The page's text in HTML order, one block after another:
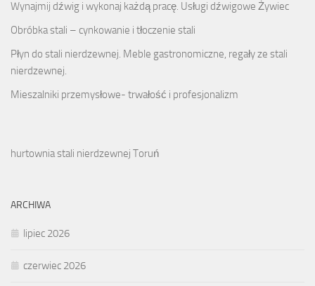
Wynajmij dźwig i wykonaj każdą pracę. Usługi dźwigowe Żywiec
Obróbka stali – cynkowanie i tłoczenie stali
Płyn do stali nierdzewnej. Meble gastronomiczne, regały ze stali
nierdzewnej.
Mieszalniki przemysłowe- trwałość i profesjonalizm
hurtownia stali nierdzewnej Toruń
ARCHIWA
lipiec 2026
czerwiec 2026